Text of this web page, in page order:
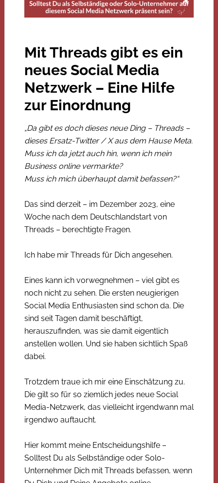
Mit Threads gibt es ein
neues Social Media
Netzwerk – Eine Hilfe
zur Einordnung
„Da gibt es doch dieses neue Ding – Threads –
dieses Ersatz-Twitter / X aus dem Hause Meta.
Muss ich da jetzt auch hin, wenn ich mein
Business online vermarkte?
Muss ich mich überhaupt damit befassen?“
Das sind derzeit – im Dezember 2023, eine
Woche nach dem Deutschlandstart von
Threads – berechtigte Fragen.
Ich habe mir Threads für Dich angesehen.
Eines kann ich vorwegnehmen – viel gibt es
noch nicht zu sehen. Die ersten neugierigen
Social Media Enthusiasten sind schon da. Die
sind seit Tagen damit beschäftigt,
herauszufinden, was sie damit eigentlich
anstellen wollen. Und sie haben sichtlich Spaß
dabei.
Trotzdem traue ich mir eine Einschätzung zu.
Die gilt so für so ziemlich jedes neue Social
Media-Netzwerk, das vielleicht irgendwann mal
irgendwo auftaucht.
Hier kommt meine Entscheidungshilfe –
Solltest Du als Selbständige oder Solo-
Unternehmer Dich mit Threads befassen, wenn